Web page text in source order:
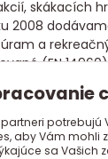
skákacích
2008
a
(EN
životnosť a
potrebujú
aby Vám mohli
sa Vašich